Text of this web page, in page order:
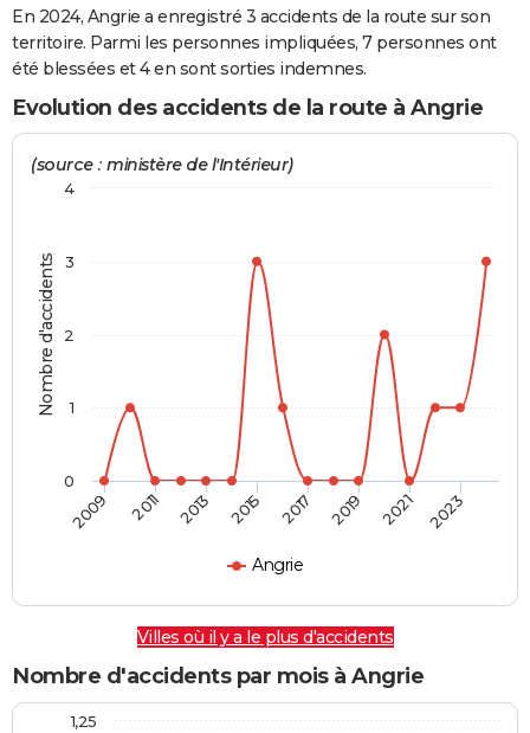
Destinations
City break
Voyage nature
Voyage de noces
Forum
Climat
+
GUIDES D'ACHAT
CARTE DE VOEUX
Dictionnaire
Biographies
Citations
Expressions
Proverbes
PROGRAMME TV
COPAINS D'AVANT
S'inscrire
Se connecter
Lycées
Collèges
Primaires
Universités
Entreprises
Service militaire
Avis de recherche
AVIS DE DÉCÈS
FORUM
En 2024, Angrie a enregistré 3 accidents de la route sur son
territoire. Parmi les personnes impliquées, 7 personnes ont
été blessées et 4 en sont sorties indemnes.
Evolution des accidents de la route à Angrie
Nombre d'accidents
(source : ministère de l'Intérieur)
Angrie
2009 2011 2013 2015 2017 2019 2021 2023
0
1
2
3
4
Villes où il y a le plus d'accidents
Nombre d'accidents par mois à Angrie
1,25